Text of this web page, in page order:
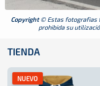
Copyright© Estas fotografias
prohibida su
TIENDA
NUEVO